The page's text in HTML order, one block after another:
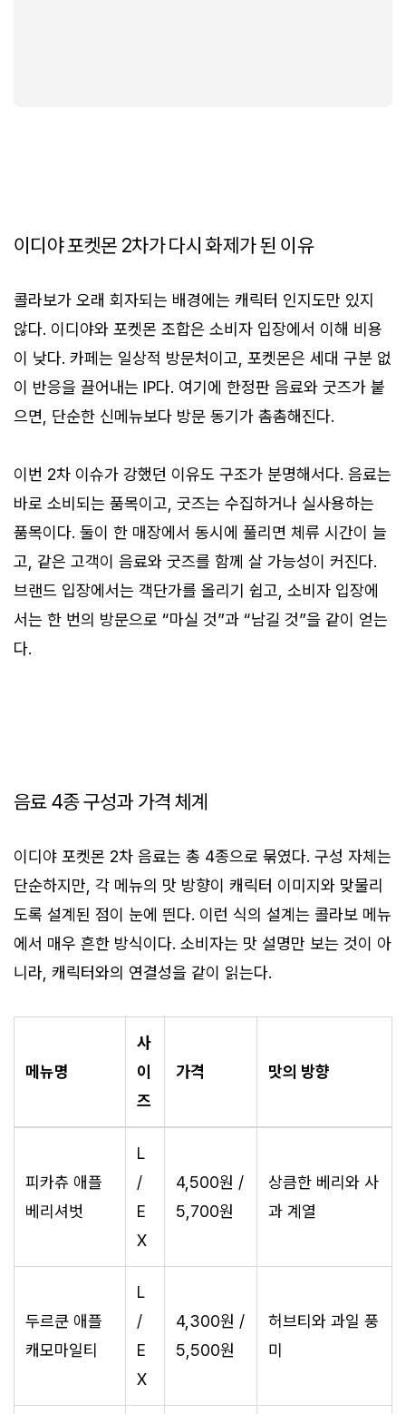
이디야 포켓몬 2차가 다시 화제가 된 이유
콜라보가 오래 회자되는 배경에는 캐릭터 인지도만 있지
않다. 이디야와 포켓몬 조합은 소비자 입장에서 이해 비용
이 낮다. 카페는 일상적 방문처이고, 포켓몬은 세대 구분 없
이 반응을 끌어내는 IP다. 여기에 한정판 음료와 굿즈가 붙
으면, 단순한 신메뉴보다 방문 동기가 촘촘해진다.
이번 2차 이슈가 강했던 이유도 구조가 분명해서다. 음료는
바로 소비되는 품목이고, 굿즈는 수집하거나 실사용하는
품목이다. 둘이 한 매장에서 동시에 풀리면 체류 시간이 늘
고, 같은 고객이 음료와 굿즈를 함께 살 가능성이 커진다.
브랜드 입장에서는 객단가를 올리기 쉽고, 소비자 입장에
서는 한 번의 방문으로 “마실 것”과 “남길 것”을 같이 얻는
다.
음료 4종 구성과 가격 체계
이디야 포켓몬 2차 음료는 총 4종으로 묶였다. 구성 자체는
단순하지만, 각 메뉴의 맛 방향이 캐릭터 이미지와 맞물리
도록 설계된 점이 눈에 띈다. 이런 식의 설계는 콜라보 메뉴
에서 매우 흔한 방식이다. 소비자는 맛 설명만 보는 것이 아
니라, 캐릭터와의 연결성을 같이 읽는다.
메뉴명
사
이
즈
가격 맛의 방향
피카츄 애플
베리셔벗
L
/
E
X
4,500원 /
5,700원
상큼한 베리와 사
과 계열
두르쿤 애플
캐모마일티
L
/
E
X
4,300원 /
5,500원
허브티와 과일 풍
미